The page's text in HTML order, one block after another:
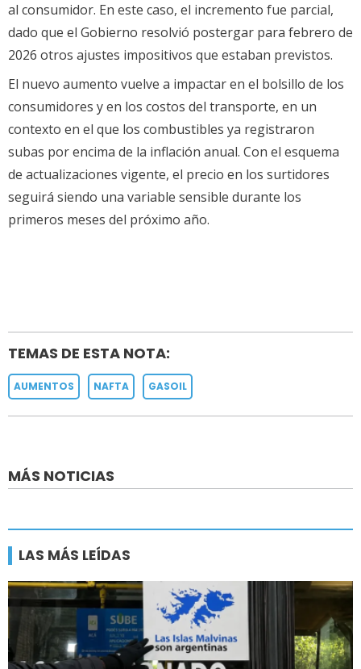
al consumidor. En este caso, el incremento fue parcial,
dado que el Gobierno resolvió postergar para febrero de
2026 otros ajustes impositivos que estaban previstos.
El nuevo aumento vuelve a impactar en el bolsillo de los
consumidores y en los costos del transporte, en un
contexto en el que los combustibles ya registraron
subas por encima de la inflación anual. Con el esquema
de actualizaciones vigente, el precio en los surtidores
seguirá siendo una variable sensible durante los
primeros meses del próximo año.
TEMAS DE ESTA NOTA:
AUMENTOS NAFTA GASOIL
MÁS NOTICIAS
LAS MÁS LEÍDAS